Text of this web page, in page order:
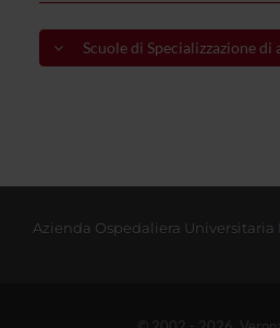
Scuole di Specializzazione di
Azienda Ospedaliera Universitaria